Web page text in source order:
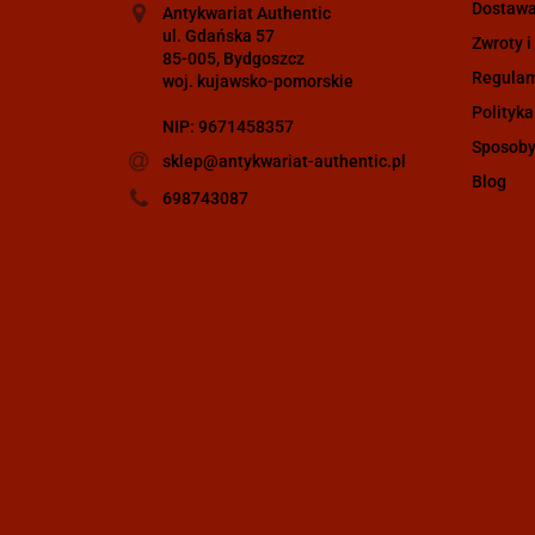
Antykwariat Authentic
ul. Gdańska 57
85-005, Bydgoszcz
woj. kujawsko-pomorskie
NIP: 9671458357
sklep@antykwariat-authentic.pl
698743087
Zwroty
Blog